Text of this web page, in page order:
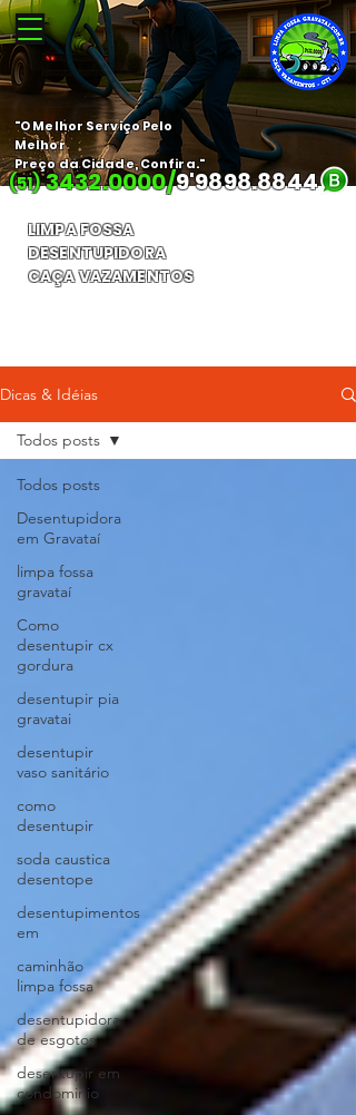
(51) 3432.0000/9'9898.8844
"O Melhor Serviço Pelo
Melhor
Preço da Cidade, Confira."
LIMPA FOSSA
DESENTUPIDORA
CAÇA VAZAMENTOS
Dicas & Idéias
Todos posts
Desentupidora
em Gravataí
limpa fossa
gravataí
Como
desentupir cx
gordura
desentupir pia
gravatai
desentupir
vaso sanitário
como
desentupir
soda caustica
desentope
desentupimentos
em
caminhão
limpa fossa
desentupidora
de esgotos
desentupir em
condominio
Todos posts